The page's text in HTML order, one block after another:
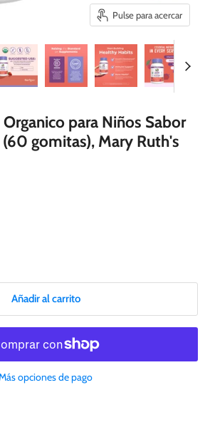
Pulse para acercar
para Niños Sabor
gomitas), Mary Ruth's
Añadir al carrito
opciones de pago